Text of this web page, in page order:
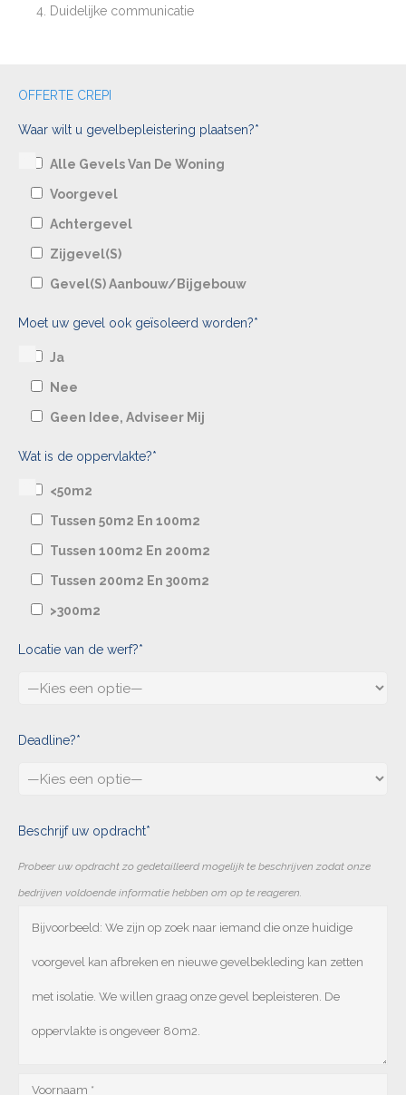
Duidelijke communicatie
OFFERTE CREPI
Waar wilt u gevelbepleistering plaatsen?*
Alle Gevels Van De Woning
Voorgevel
Achtergevel
Zijgevel(s)
Gevel(s) Aanbouw/bijgebouw
Moet uw gevel ook geïsoleerd worden?*
Ja
Nee
Geen Idee, Adviseer Mij
Wat is de oppervlakte?*
<50m2
Tussen 50m2 En 100m2
Tussen 100m2 En 200m2
Tussen 200m2 En 300m2
>300m2
Locatie van de werf?*
Deadline?*
Beschrijf uw opdracht*
Probeer uw opdracht zo gedetailleerd mogelijk te beschrijven zodat onze
bedrijven voldoende informatie hebben om op te reageren.